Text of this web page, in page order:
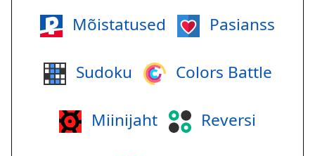
Mõistatused Pasianss
Sudoku Colors Battle
Miinijaht Reversi